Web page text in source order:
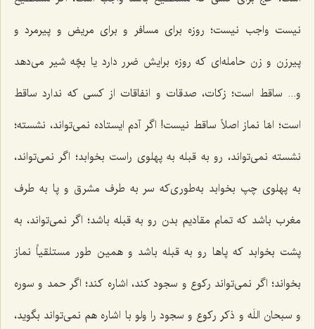
نیست واجب نیست؛ روزه برای مسافر و برای مریض و پیرمرد و
پیرزن و زن حامله‌ای که روزه برایش ضرر دارد یا بچّه شیر می‌دهد
و... ساقط است؛ زکات، صدقات و انفاقات از کسی که ندارد ساقط
است؛ امّا نماز اصلاً ساقط نیست! اگر آدم ایستاده نمی‌تواند، نشسته؛
نشسته نمی‌تواند، رو به قبله به پهلوی راست بخوابد؛ اگر نمی‌تواند،
به پهلوی چپ بخوابد به‌طوری‌که سر به طرف مشرق و پا به طرف
مغرب باشد که تمام مقادیم بدن رو به قبله باشد؛ اگر نمی‌تواند، به
پشت بخوابد که پاها رو به قبله باشد و همین طور مستلقیاً نماز
بخواند؛ اگر نمی‌تواند رکوع و سجود کند، اشاره کند؛ اگر حمد و سوره
و سبحان اللَه و ذکر رکوع و سجود را ولو با اشاره هم نمی‌تواند بگوید،